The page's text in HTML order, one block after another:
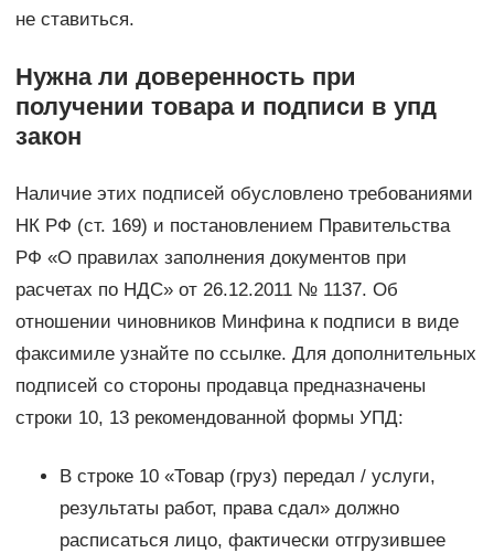
не ставиться.
Нужна ли доверенность при
получении товара и подписи в упд
закон
Наличие этих подписей обусловлено требованиями
НК РФ (ст. 169) и постановлением Правительства
РФ «О правилах заполнения документов при
расчетах по НДС» от 26.12.2011 № 1137. Об
отношении чиновников Минфина к подписи в виде
факсимиле узнайте по ссылке. Для дополнительных
подписей со стороны продавца предназначены
строки 10, 13 рекомендованной формы УПД:
В строке 10 «Товар (груз) передал / услуги,
результаты работ, права сдал» должно
расписаться лицо, фактически отгрузившее